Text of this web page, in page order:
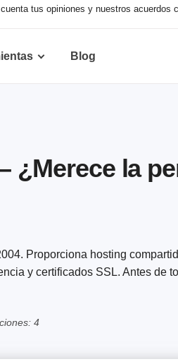
tus opiniones y nuestros
Blog
¿Merece la
Proporciona hosting
y certificados SSL. Antes de
4